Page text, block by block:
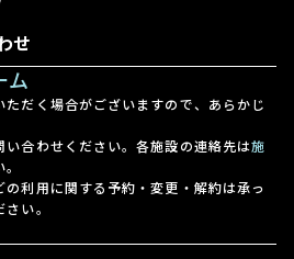
せ
ム
だく場合がございますので、あらかじ
い合わせください。各施設の連絡先は施
利用に関する予約・変更・解約は承っ
い。